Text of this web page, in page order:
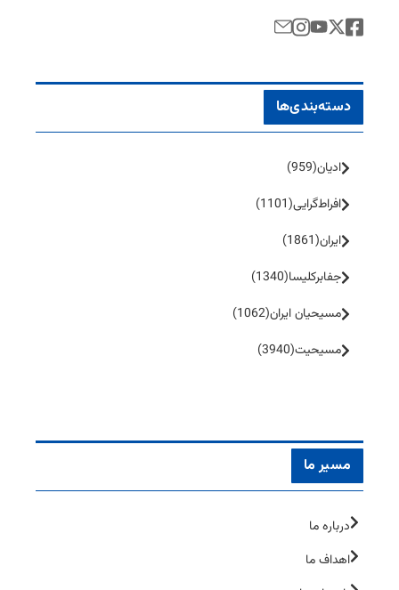
دسته‌بندی‌ها
ادیان(959)
افراط‌گرایی(1101)
ایران(1861)
جفا‌بر‌کلیسا(1340)
مسیحیان ایران(1062)
مسیحیت(3940)
مسیر ما
درباره ما
اهداف ما